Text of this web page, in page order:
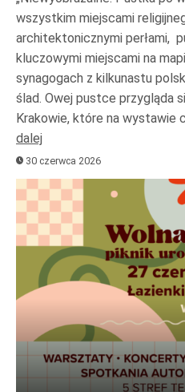
wszystkim miejscami
architektonicznymi perłami,
kluczowymi miejscami na
synagogach z kilkunastu
ślad. Owej pustce przygląda
Krakowie, które na wystawie
dalej
30 czerwca 2026
Odtwarzacz
plików
dźwiękowych